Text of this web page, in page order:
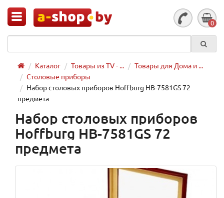
0
Каталог Товары из TV - ...
Товары для Дома и ...
Столовые приборы
Набор столовых приборов Hoffburg HB-7581GS 72
предмета
Набор столовых приборов
Hoffburg HB-7581GS 72
предмета